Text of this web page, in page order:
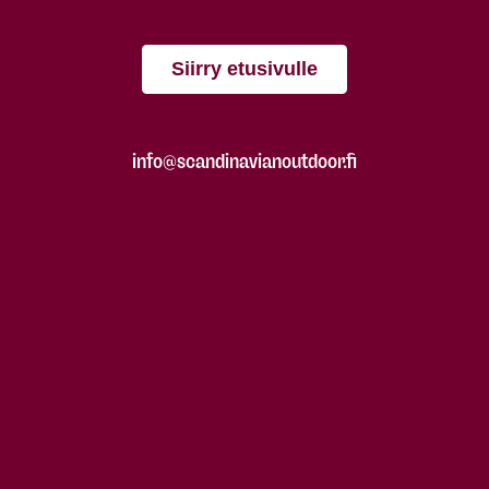
Siirry etusivulle
info@scandinavianoutdoor.fi